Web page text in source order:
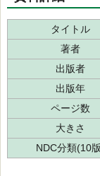
タイトル
著者
出版者
出版年
ページ数
大きさ
NDC分類(10